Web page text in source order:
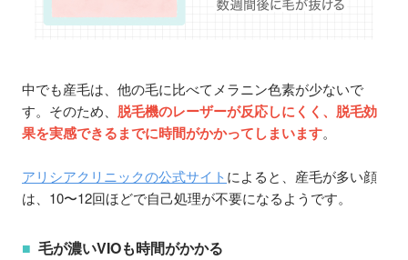
中でも産毛は、他の毛に比べてメラニン色素が少ないで
す。そのため、 脱毛機のレーザーが反応しにくく、脱毛効
果を実感できるまでに時間がかかってしまいます。
アリシアクリニックの公式サイトによると、産毛が多い顔
は、10〜12回ほどで自己処理が不要になるようです。
毛が濃いVIOも時間がかかる